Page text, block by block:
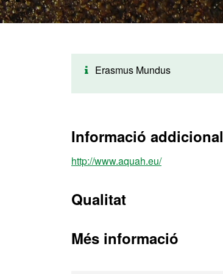
Erasmus Mundus
Informació addicional
http://www.aquah.eu/
Qualitat
Més informació